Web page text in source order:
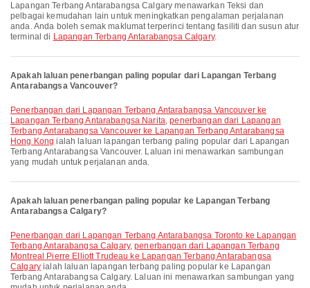
Lapangan Terbang Antarabangsa Calgary menawarkan Teksi dan
pelbagai kemudahan lain untuk meningkatkan pengalaman perjalanan
anda. Anda boleh semak maklumat terperinci tentang fasiliti dan susun atur
terminal di Lapangan Terbang Antarabangsa Calgary.
Apakah laluan penerbangan paling popular dari Lapangan Terbang
Antarabangsa Vancouver?
penerbangan dari Lapangan Terbang Antarabangsa Vancouver ke
Lapangan Terbang Antarabangsa Narita,penerbangan dari Lapangan
Terbang Antarabangsa Vancouver ke Lapangan Terbang Antarabangsa
Hong Kong ialah laluan lapangan terbang paling popular dari Lapangan
Terbang Antarabangsa Vancouver. Laluan ini menawarkan sambungan
yang mudah untuk perjalanan anda.
Apakah laluan penerbangan paling popular ke Lapangan Terbang
Antarabangsa Calgary?
penerbangan dari Lapangan Terbang Antarabangsa Toronto ke Lapangan
Terbang Antarabangsa Calgary,penerbangan dari Lapangan Terbang
Montreal Pierre Elliott Trudeau ke Lapangan Terbang Antarabangsa
Calgaryialah laluan lapangan terbang paling popular ke Lapangan
Terbang Antarabangsa Calgary. Laluan ini menawarkan sambungan yang